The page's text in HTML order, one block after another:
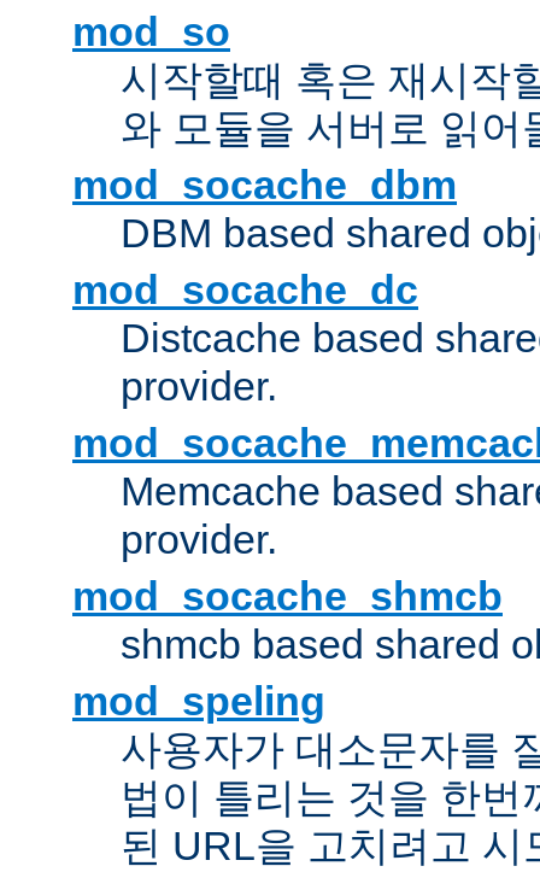
mod_so
시작할때 혹은 재시작
와 모듈을 서버로 읽어
mod_socache_dbm
DBM based shared
mod_socache_dc
Distcache based
provider.
Memcache based
provider.
mod_socache_shmcb
shmcb based shared
mod_speling
사용자가 대소문자를
법이 틀리는 것을 한
된 URL을 고치려고 시